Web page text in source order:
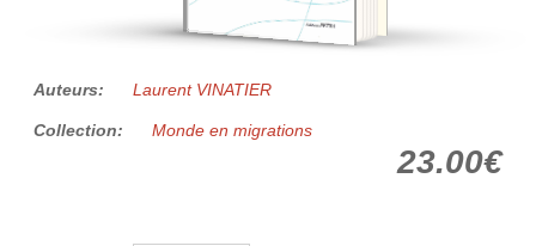
Auteurs: Laurent VINATIER
Collection: Monde en migrations
23.00€